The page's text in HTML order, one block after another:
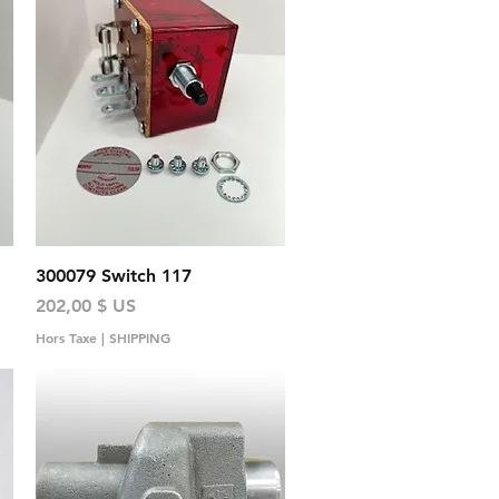
Aperçu rapide
300079 Switch 117
Prix
202,00 $ US
Hors Taxe| SHIPPING